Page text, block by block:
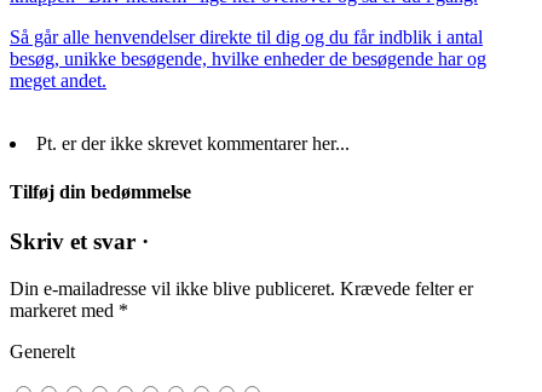
Så går alle henvendelser direkte til dig og du får indblik i antal
besøg, unikke besøgende, hvilke enheder de besøgende har og
meget andet.
Pt. er der ikke skrevet kommentarer her...
Tilføj din bedømmelse
Skriv et svar ·
Din e-mailadresse vil ikke blive publiceret. Krævede felter er
markeret med *
Generelt